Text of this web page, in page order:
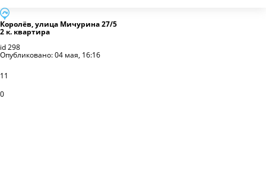
Королёв,улица Мичурина27/5
2 к. квартира
id 298
Опубликовано:04 мая, 16:16
11
0